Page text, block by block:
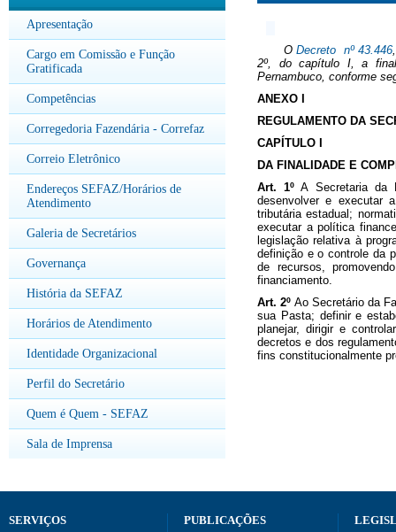
Apresentação
Cargo em Comissão e Função
Gratificada
Competências
Corregedoria Fazendária - Correfaz
Correio Eletrônico
Endereços SEFAZ/Horários de
Atendimento
Galeria de Secretários
Governança
História da SEFAZ
Horários de Atendimento
Identidade Organizacional
Perfil do Secretário
Quem é Quem - SEFAZ
Sala de Imprensa
ODecreto nº 43.446
2º, do capítulo I, a
Pernambuco, conforme
ANEXO I
REGULAMENTO DA
CAPÍTULO I
DA FINALIDADE E
Art. 1º A Secretaria da
desenvolver e executar
tributária estadual;
executar a política
legislação relativa à
definição e o controle da
de recursos,
financiamento.
Art. 2º Ao Secretário da
sua Pasta; definir e
planejar, dirigir e
decretos e dos
fins constitucionalmente
SERVIÇOS PUBLICAÇÕES